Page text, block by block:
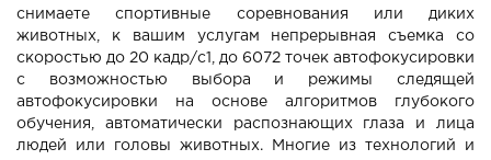
снимаете спортивные соревнования или диких
животных, к вашим услугам непрерывная съемка со
скоростью до 20 кадр/с1, до 6072 точек автофокусировки
с возможностью выбора и режимы следящей
автофокусировки на основе алгоритмов глубокого
обучения, автоматически распознающих глаза и лица
людей или головы животных. Многие из технологий и